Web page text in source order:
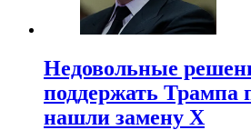
Недовольные
поддержать Трампа
нашли замену X